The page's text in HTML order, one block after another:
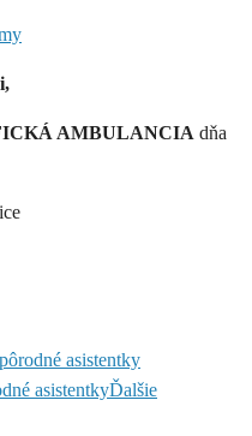
AMBULANCIA dňa
asistentky
asistentkyĎalšie